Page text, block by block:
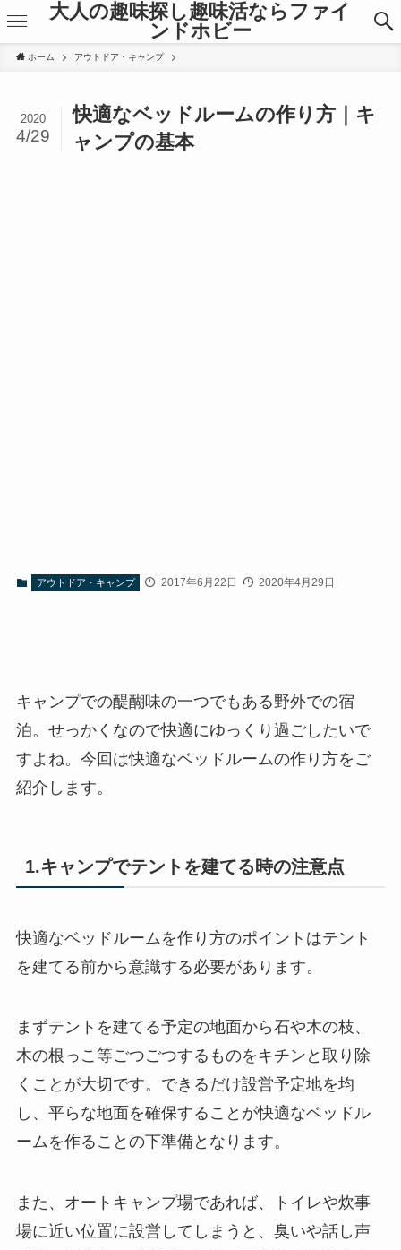
大人の趣味探し趣味活ならファイ
ンドホビー
ホーム アウトドア・キャンプ
快適なベッドルームの作り方｜キ
ャンプの基本
2020
4/29
アウトドア・キャンプ 2017年6月22日 2020年4月29日
キャンプでの醍醐味の一つでもある野外での宿
泊。せっかくなので快適にゆっくり過ごしたいで
すよね。今回は快適なベッドルームの作り方をご
紹介します。
1.キャンプでテントを建てる時の注意点
快適なベッドルームを作り方のポイントはテント
を建てる前から意識する必要があります。
まずテントを建てる予定の地面から石や木の枝、
木の根っこ等ごつごつするものをキチンと取り除
くことが大切です。できるだけ設営予定地を均
し、平らな地面を確保することが快適なベッドル
ームを作ることの下準備となります。
また、オートキャンプ場であれば、トイレや炊事
場に近い位置に設営してしまうと、臭いや話し声